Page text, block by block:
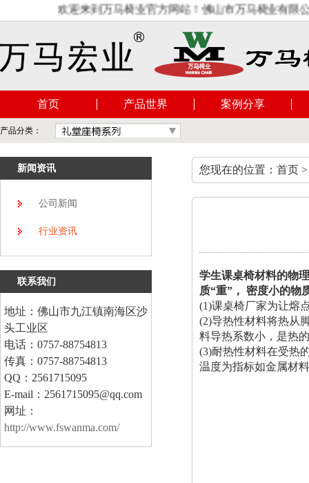
欢迎来到万马椅业官方网站！佛山市万马椅业有限公
首页 产品世界 案例分享
产品分类：
新闻资讯
公司新闻
行业资讯
联系我们
地址：佛山市九江镇南海区沙
头工业区
电话：0757-88754813
传真：0757-88754813
QQ：2561715095
E-mail：2561715095@qq.com
网址：
http://www.fswanma.com/
您现在的位置：首页
学生课桌椅材料的物
质“重”， 密度小的物
(1)课桌椅厂家为让熔
(2)导热性材料将热从
料导热系数小，是热
(3)耐热性材料在受热
温度为指标如金属材